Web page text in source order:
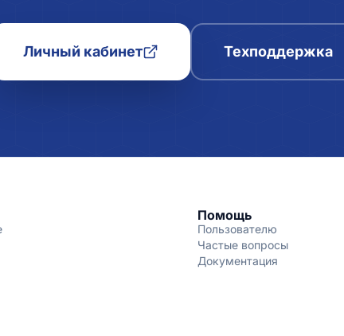
Личный кабинет Техподдержка
Помощь
Пользователю
Частые вопросы
Документация